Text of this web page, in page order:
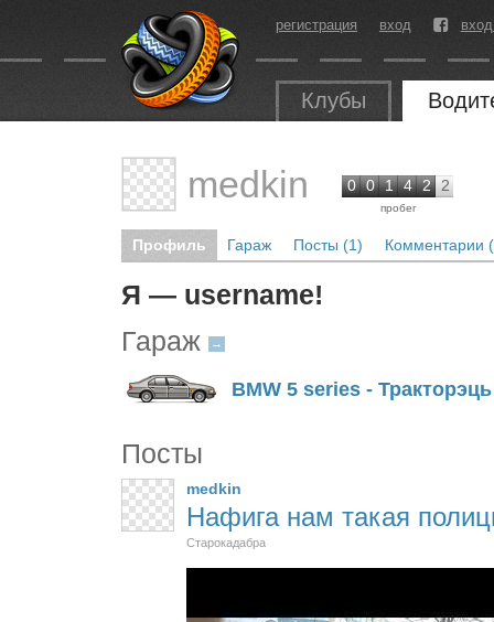
регистрация вход
Клубы
medkin 0 0 1 4 2 2
пробег
Профиль Гараж Посты (1) Комментарии
Я — username!
Гараж
→
BMW 5 series - Тракторэць
Посты
medkin
Нафига нам такая
Старокадабра